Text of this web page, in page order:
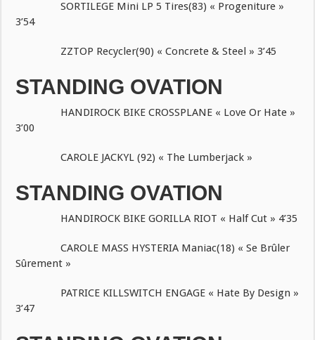
SORTILEGE Mini LP 5 Tires(83) « Progeniture »
3’54
ZZTOP Recycler(90) « Concrete & Steel » 3’45
STANDING OVATION
HANDIROCK BIKE CROSSPLANE « Love Or Hate »
3’00
CAROLE JACKYL (92) « The Lumberjack »
STANDING OVATION
HANDIROCK BIKE GORILLA RIOT « Half Cut » 4’35
CAROLE MASS HYSTERIA Maniac(18) « Se Brûler
Sûrement »
PATRICE KILLSWITCH ENGAGE « Hate By Design »
3’47